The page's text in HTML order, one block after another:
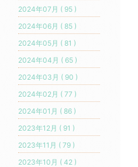
2024年07月 ( 95 )
2024年06月 ( 85 )
2024年05月 ( 81 )
2024年04月 ( 65 )
2024年03月 ( 90 )
2024年02月 ( 77 )
2024年01月 ( 86 )
2023年12月 ( 91 )
2023年11月 ( 79 )
2023年10月 ( 42 )